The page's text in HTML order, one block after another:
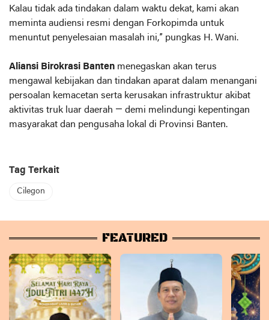
Kalau tidak ada tindakan dalam waktu dekat, kami akan
meminta audiensi resmi dengan Forkopimda untuk
menuntut penyelesaian masalah ini,” pungkas H. Wani.
Aliansi Birokrasi Banten menegaskan akan terus
mengawal kebijakan dan tindakan aparat dalam menangani
persoalan kemacetan serta kerusakan infrastruktur akibat
aktivitas truk luar daerah — demi melindungi kepentingan
masyarakat dan pengusaha lokal di Provinsi Banten.
Tag Terkait
Cilegon
FEATURED